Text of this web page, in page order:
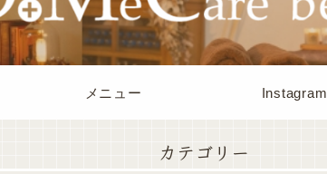
メニュー Instagram
カテゴリー